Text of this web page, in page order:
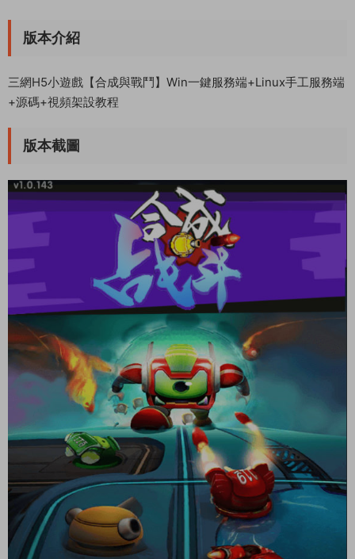
版本介紹
三網H5小遊戲【合成與戰鬥】Win一鍵服務端+Linux手工服務端
+源碼+視頻架設教程
版本截圖